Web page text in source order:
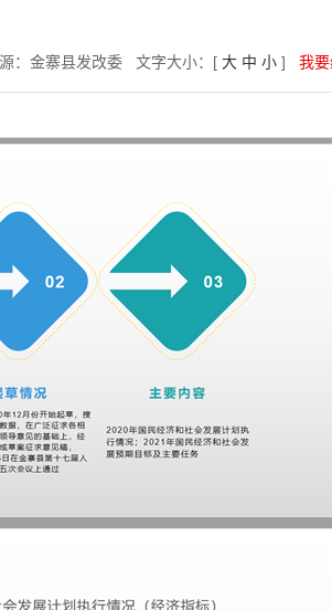
：金寨县发改委 文字大小：[ 大 中 小 ] 我